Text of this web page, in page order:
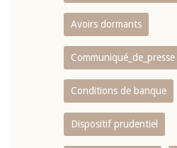
Avoirs dormants
Communiqué_de_presse
Conditions de banque
Dispositif prudentiel